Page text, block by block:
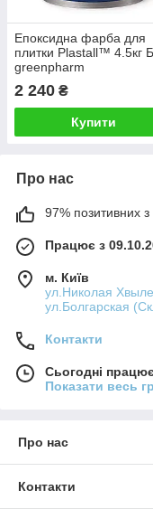
Епоксидна фарба для
плитки Plastall™ 4.5кг
greenpharm
2 240 ₴
Купити
Про нас
97% позитивних з
Працює з
м. Київ
ул.Николая
ул.Болгарская
Контакти
Сьогодні
Показати весь
Про нас
Контакти